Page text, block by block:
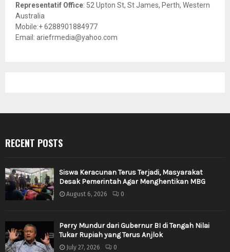
Representatif Office: 52 Upton St, St James, Perth, Western
Australia
Mobile:+ 6288901884977
Email: ariefrmedia@yahoo.com
RECENT POSTS
Siswa Keracunan Terus Terjadi, Masyarakat
Desak Pemerintah Agar Menghentikan MBG
August 6, 2026 0
Perry Mundur dari Gubernur BI di Tengah Nilai
Tukar Rupiah yang Terus Anjlok
July 27, 2026 0